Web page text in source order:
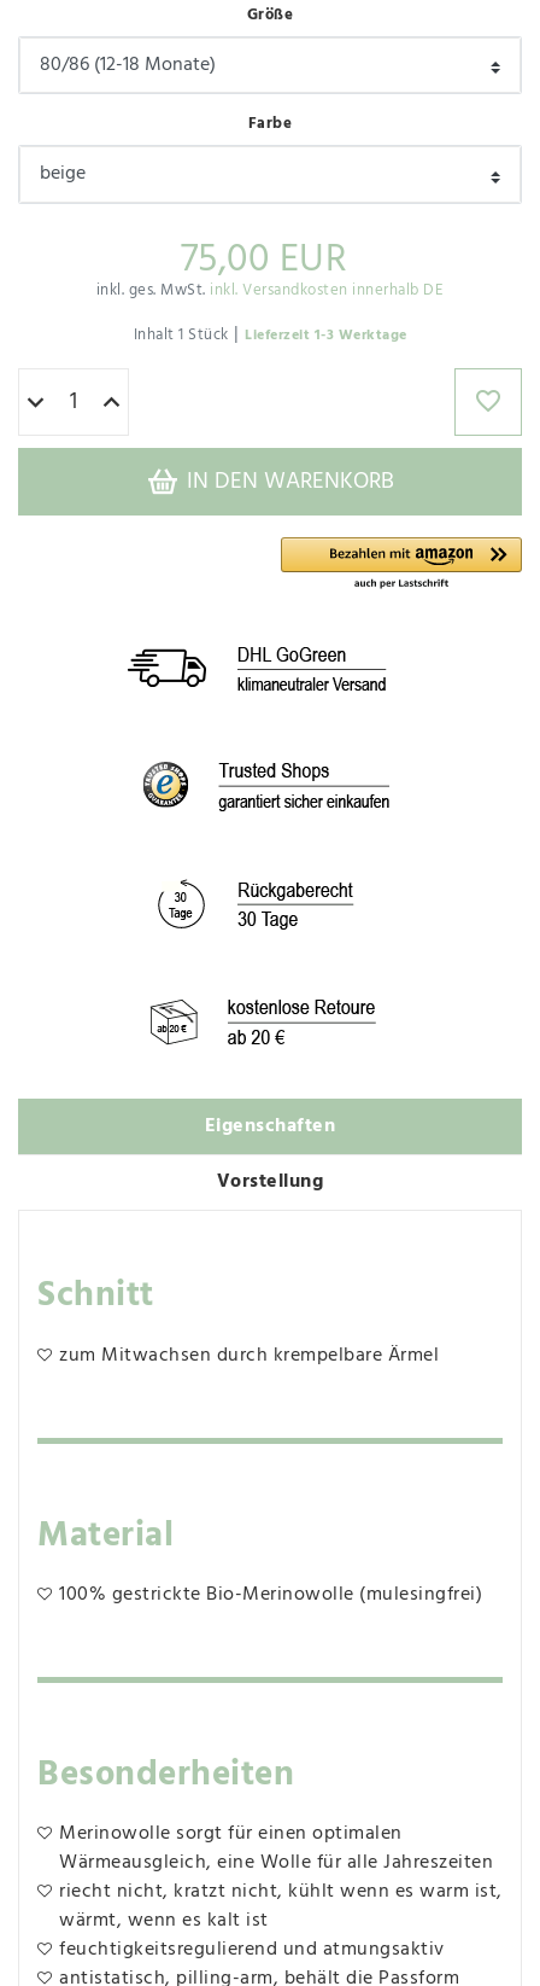
Größe
Farbe
75,00 EUR
inkl. ges. MwSt. inkl. Versandkosten innerhalb DE
Inhalt1 Stück | Lieferzeit 1-3 Werktage
IN DEN WARENKORB
Eigenschaften
Vorstellung
Schnitt
zum Mitwachsen durch krempelbare Ärmel
Material
100% gestrickte Bio-Merinowolle (mulesingfrei)
Besonderheiten
Merinowolle sorgt für einen optimalen
Wärmeausgleich, eine Wolle für alle Jahreszeiten
riecht nicht, kratzt nicht, kühlt wenn es warm ist,
wärmt, wenn es kalt ist
feuchtigkeitsregulierend und atmungsaktiv
antistatisch, pilling-arm, behält die Passform